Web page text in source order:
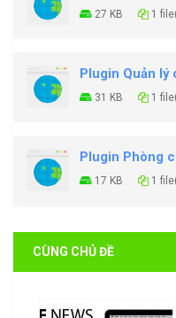
27 KB 1
Plugin Quản lý
31 KB 1
Plugin Phòng
17 KB 1
CÙNG CHỦ ĐỀ